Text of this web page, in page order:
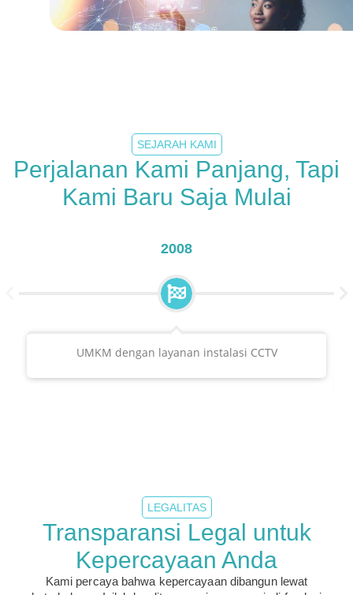
SEJARAH KAMI
Perjalanan Kami Panjang, Tapi
Kami Baru Saja Mulai
2008
UMKM dengan layanan instalasi CCTV
LEGALITAS
Transparansi Legal untuk
Kepercayaan Anda
Kami percaya bahwa kepercayaan dibangun lewat